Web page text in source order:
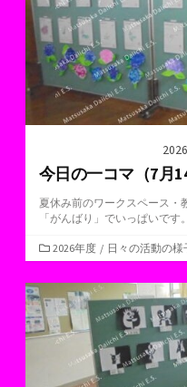
今日の一コマ（7月
夏休み前のワークスペース・
「がんばり」でいっぱいで
カ
テ
ゴ
リ
ー
2026年度 / 日々の活動の様